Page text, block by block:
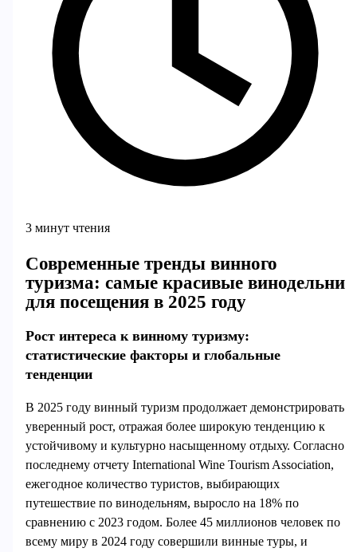
3 минут чтения
Современные тренды винного
туризма: самые красивые винодельни
для посещения в 2025 году
Рост интереса к винному туризму:
статистические факторы и глобальные
тенденции
В 2025 году винный туризм продолжает демонстрировать
уверенный рост, отражая более широкую тенденцию к
устойчивому и культурно насыщенному отдыху. Согласно
последнему отчету International Wine Tourism Association,
ежегодное количество туристов, выбирающих
путешествие по винодельням, выросло на 18% по
сравнению с 2023 годом. Более 45 миллионов человек по
всему миру в 2024 году совершили винные туры, и